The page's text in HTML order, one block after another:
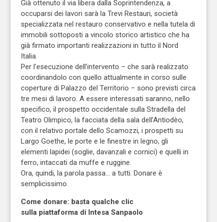
Già ottenuto il via libera dalla Soprintendenza, a
occuparsi dei lavori sarà la Trevi Restauri, società
specializzata nel restauro conservativo e nella tutela di
immobili sottoposti a vincolo storico artistico che ha
già firmato importanti realizzazioni in tutto il Nord
Italia.
Per l’esecuzione dell’intervento – che sarà realizzato
coordinandolo con quello attualmente in corso sulle
coperture di Palazzo del Territorio – sono previsti circa
tre mesi di lavoro. A essere interessati saranno, nello
specifico, il prospetto occidentale sulla Stradella del
Teatro Olimpico, la facciata della sala dell’Antiodèo,
con il relativo portale dello Scamozzi, i prospetti su
Largo Goethe, le porte e le finestre in legno, gli
elementi lapidei (soglie, davanzali e cornici) e quelli in
ferro, intaccati da muffe e ruggine.
Ora, quindi, la parola passa… a tutti. Donare è
semplicissimo.
Come donare: basta qualche clic
sulla piattaforma di Intesa Sanpaolo